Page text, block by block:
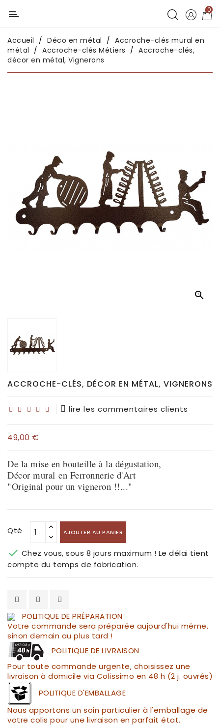
Catégorie
Déco
chambres
africaine
Déco
asiatique
0
Accueil Déco en métal
Accroche-clés mural en
métal
Accroche-clés Métiers
Accroche-clés,
décor en métal, Vignerons

ACCROCHE-CLÉS, DÉCOR EN MÉTAL, VIGNERONS
lire les commentaires clients
49,00 €
De la mise en bouteille à la dégustation,
Décor mural en Ferronnerie d'Art
"Original pour un vigneron !!..."
Qté AJOUTER AU PANIER
 Chez vous, sous 8 jours maximum ! Le délai tient
compte du temps de fabrication.
POLITIQUE DE PRÉPARATION
Votre commande sera préparée aujourd'hui même,
sinon demain au plus tard !
POLITIQUE DE LIVRAISON
Pour toute commande urgente, choisissez une
livraison à domicile via Colissimo en 48 h (2 j. ouvrés)
POLITIQUE D'EMBALLAGE
Nous apportons un soin particulier à l'emballage de
votre colis pour une livraison en parfait état.